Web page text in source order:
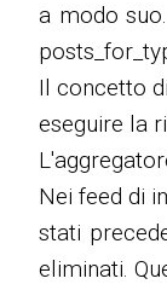
a modo
Il concetto
eseguire la
Nei feed di
stati
eliminati.